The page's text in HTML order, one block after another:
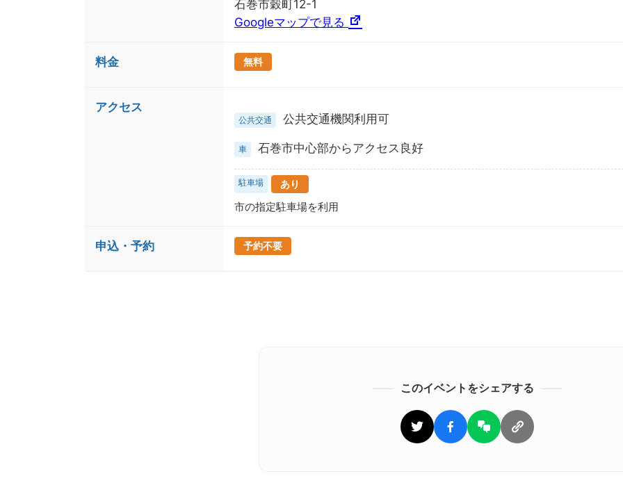
石巻市穀町12-1
Googleマップで見る
料金 無料
アクセス
公共交通 公共交通機関利用可
車 石巻市中心部からアクセス良好
駐車場 あり
市の指定駐車場を利用
申込・予約 予約不要
このイベントをシェアする